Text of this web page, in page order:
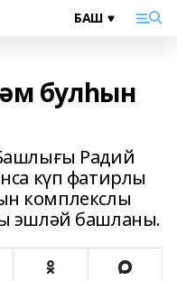
булһын
Радий
күп фатирлы
комплекслы
эшләй башланы.